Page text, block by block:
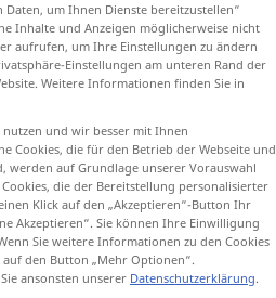
um Ihnen Dienste bereitzustellen“
Inhalte und Anzeigen möglicherweise nicht
aufrufen, um Ihre Einstellungen zu ändern
Einstellungen am unteren Rand der
Weitere Informationen finden Sie in
nutzen und wir besser mit Ihnen
Cookies, die für den Betrieb der Webseite und
werden auf Grundlage unserer Vorauswahl
die der Bereitstellung personalisierter
Klick auf den „Akzeptieren“-Button Ihr
Akzeptieren“. Sie können Ihre Einwilligung
Sie weitere Informationen zu den Cookies
den Button „Mehr Optionen“.
ansonsten unserer Datenschutzerklärung.